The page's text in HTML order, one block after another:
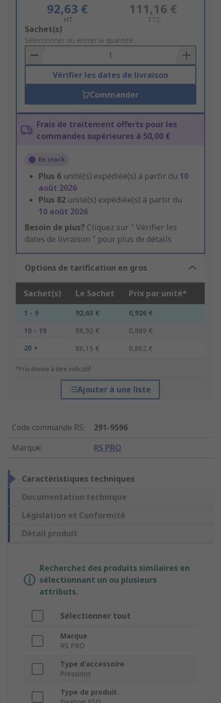
92,63 €
HT
111,16 €
TTC
Add
to
Basket
Sachet(s)
Sélectionner ou entrer la quantité
Vérifier les dates de livraison
Commander
Frais de traitement offerts pour les
commandes supérieures à 50,00 €
En stock
Plus 6 unité(s) expédiée(s) à partir du 10
août 2026
Plus 82 unité(s) expédiée(s) à partir du
10 août 2026
Besoin de plus? Cliquez sur " Vérifier les
dates de livraison " pour plus de détails
Options de tarification en gros
Sachet(s) Le Sachet Prix par unité*
1 - 9 92,63 €
0,926 €
10 - 19
88,92 €
0,889 €
20 +
86,15 € 0,862 €
*Prix donné à titre indicatif
Ajouter à une liste
Code commande RS:
291-9596
Marque: RS PRO
Caractéristiques techniques
Documentation technique
Législation et Conformité
Détail produit
Recherchez des produits similaires en
sélectionnant un ou plusieurs
attributs.
Sélectionner tout
Marque
RS PRO
Type d'accessoire
Pressions
Type de produit